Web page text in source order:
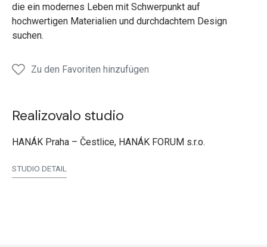
die ein modernes Leben mit Schwerpunkt auf
hochwertigen Materialien und durchdachtem Design
suchen.
Zu den Favoriten hinzufügen
Realizovalo studio
HANÁK Praha – Čestlice, HANÁK FORUM s.r.o.
STUDIO DETAIL